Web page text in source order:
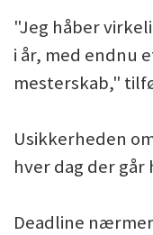
"Jeg håber
i år, med endnu
mesterskab,"
Usikkerheden
hver dag der
Deadline